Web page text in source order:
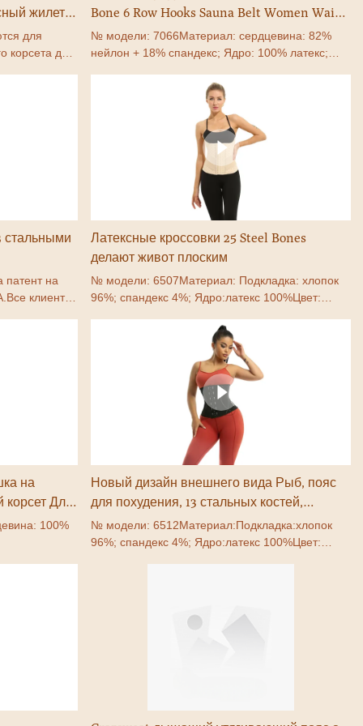
жилет
для
для
корсета для
Bone 6 Row Hooks Sauna Belt Women Waist
Trainer shaper
№ модели: 7066Материал: сердцевина: 82%
нейлон + 18% спандекс; Ядро: 100% латекс;
розовый; Вне: черныйФункция: похудение на
талии/облегчение живота/фитнесСертификат:
SGSРазмер: XS-XLбренд: Crazsweat
стальными
патент на
клиенты
латексного
и доступна
тянули,
Латексные кроссовки 25 Steel Bones
делают живот плоским
№ модели: 6507Материал: Подкладка: хлопок
96%; спандекс 4%; Ядро:латекс 100%Цвет:
облегчение живота/фитнесСертификат:
SGSРазмер: XXS-6XLбренд: Crazsweat
на
корсет Для
100%
Новый дизайн внешнего вида Рыб, пояс
для похудения, 13 стальных костей,
тренажер для талии с внутренним
отверстием
№ модели: 6512Материал:Подкладка:хлопок
96%; спандекс 4%; Ядро:латекс 100%Цвет: